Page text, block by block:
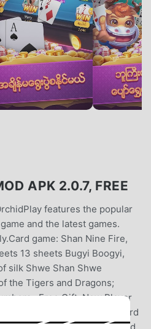
APK 2.0.7, FREE
features the popular
and the latest games.
game: Shan Nine Fire,
13 sheets Bugyi Boogyi,
silk Shwe Shan Shwe
the Tigers and Dragons;
Gift: New Player
Jewellery...Download Card